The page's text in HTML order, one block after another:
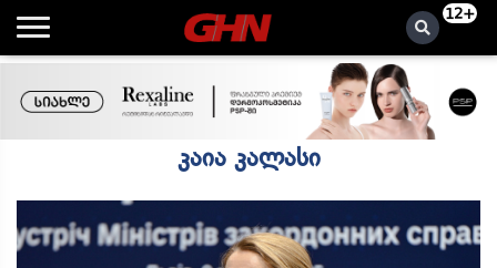
12+
კაია კალასი